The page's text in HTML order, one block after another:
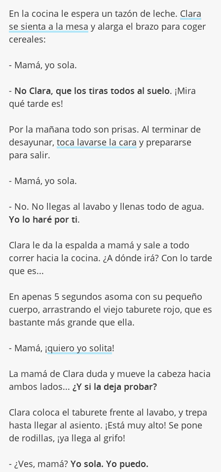
En la cocina le espera un tazón de leche. Clara
se sienta a la mesa y alarga el brazo para coger
cereales:
- Mamá, yo sola.
- No Clara, que los tiras todos al suelo. ¡Mira
qué tarde es!
Por la mañana todo son prisas. Al terminar de
desayunar, toca lavarse la cara y prepararse
para salir.
- Mamá, yo sola.
- No. No llegas al lavabo y llenas todo de agua.
Yo lo haré por ti.
Clara le da la espalda a mamá y sale a todo
correr hacia la cocina. ¿A dónde irá? Con lo tarde
que es...
En apenas 5 segundos asoma con su pequeño
cuerpo, arrastrando el viejo taburete rojo, que es
bastante más grande que ella.
- Mamá, ¡quiero yo solita!
La mamá de Clara duda y mueve la cabeza hacia
ambos lados... ¿Y si la deja probar?
Clara coloca el taburete frente al lavabo, y trepa
hasta llegar al asiento. ¡Está muy alto! Se pone
de rodillas, ¡ya llega al grifo!
- ¿Ves, mamá? Yo sola. Yo puedo.